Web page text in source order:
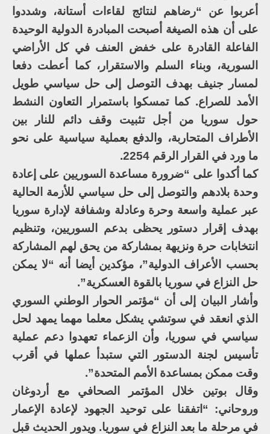
أعربوا عن “رضاهم لنتائج لقاءات أستانة، وشددوا
على أن هذه الصيغة أصبحت المبادرة الدولية الوحيدة
الفاعلة القادرة على خفض العنف في كل الأراضي
السورية، وبناء السلم والاستقرار، كما أعطت دفعا
لمسار جنيف بهدف التوصل إلى حل سياسي طويل
الأمد للصراع. كما تمسكوا باستمرار التعاون النشط
حول سوريا من أجل تثبيت وقف دائم للنار بين
الأطراف المتحاربة، والدفع بعملية سياسية على نحو
ما ورد في القرار الرقم 2254.
كما أكدوا على “ضرورة مساعدة السوريين على إعادة
وحدة بلادهم والتوصل إلى حل سياسي للأزمة الحالية
عبر عملية واسعة وحرة وعادلة وشفافة لإدارة سوريا
بهدف إقرار دستور يحظى بدعم السوريين، وتنظيم
انتخابات حرة ونزيهة بمشاركة من يحق لهم المشاركة
بحسب الأعراف الدولية”، مؤكدين أيضا أنه “لا يمكن
حل النزاع في سوريا بالقوة العسكرية”.
وأشار البيان إلى أن “مؤتمر الحوار الوطني السوري
الذي انعقد في سوتشي يشكل معلما مهما يمهد لحل
سياسي في سوريا، وأن الزعماء تعهدوا دعم عملية
تأسيس لجنة الدستور التي ستبدأ عملها في أقرب
وقت ممكن بمساعدة الأمم المتحدة”.
وقال بوتين خلال المؤتمر الصحافي مع أردوغان
وروحاني: “اتفقنا على توحيد الجهود لإعادة الإعمار
في مرحلة ما بعد النزاع في سوريا. ويدور الحديث قبل